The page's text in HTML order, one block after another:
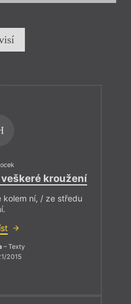
kroužení
kolem ní, / ze středu
– Texty
2015